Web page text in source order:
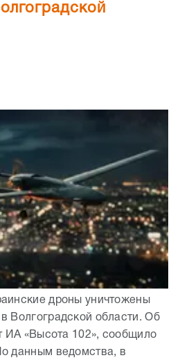
дроны уничтожены
Волгоградской области. Об
ИА «Высота 102», сообщило
данным ведомства, в